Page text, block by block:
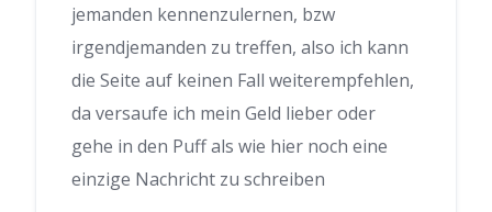
jemanden kennenzulernen, bzw
irgendjemanden zu treffen, also ich kann
die Seite auf keinen Fall weiterempfehlen,
da versaufe ich mein Geld lieber oder
gehe in den Puff als wie hier noch eine
einzige Nachricht zu schreiben